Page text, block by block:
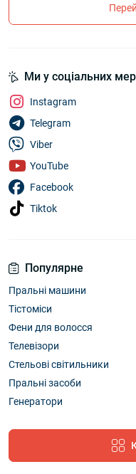
Популярне
Пральні машини
Тістоміси
Фени для волосся
Телевізори
Стельові світильники
Пральні засоби
Генератори
Ми у соціальних
Instagram
Telegram
Viber
YouTube
Facebook
Tiktok